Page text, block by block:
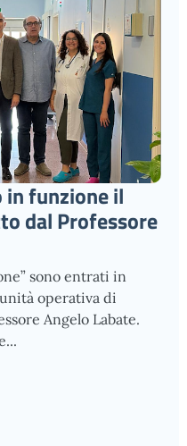
funzione il
dal Professore
sono entrati in
operativa di
Angelo Labate.